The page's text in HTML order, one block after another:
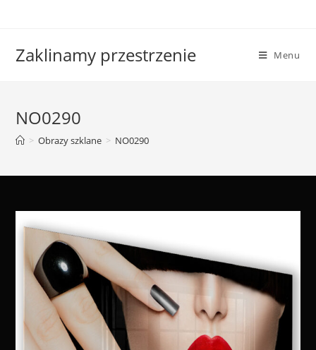
Zaklinamy przestrzenie Menu
NO0290
> Obrazy szklane > NO0290